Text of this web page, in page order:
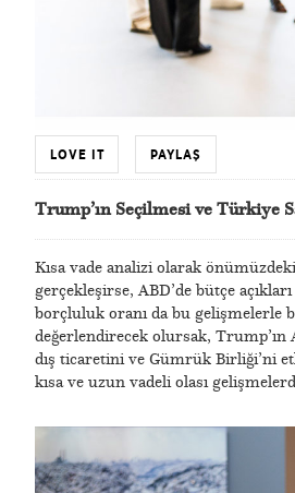
LOVE IT PAYLAŞ
Trump’ın Seçilmesi ve Türkiye
Kısa vade analizi olarak
gerçekleşirse, ABD’de bütçe
borçluluk oranı da bu gelişmelerle
değerlendirecek olursak,
dış ticaretini ve Gümrük Birliği’ni
kısa ve uzun vadeli olası